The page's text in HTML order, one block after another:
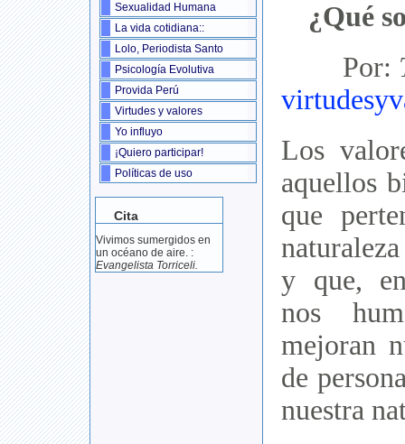
Sexualidad Humana
La vida cotidiana::
Lolo, Periodista Santo
Psicología Evolutiva
Provida Perú
Virtudes y valores
Yo influyo
¡Quiero participar!
Políticas de uso
Cita
Vivimos sumergidos en
un océano de aire. :
Evangelista Torriceli.
¿Qué
Por:
Los
aquellos
que
y que,
nos
mejoran
de
nuestra